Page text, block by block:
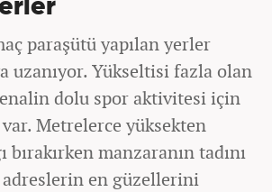
paraşütü yapılan yerler
uzanıyor. Yükseltisi fazla olan
dolu spor aktivitesi için
var. Metrelerce yüksekten
bırakırken manzaranın tadını
adreslerin en güzellerini